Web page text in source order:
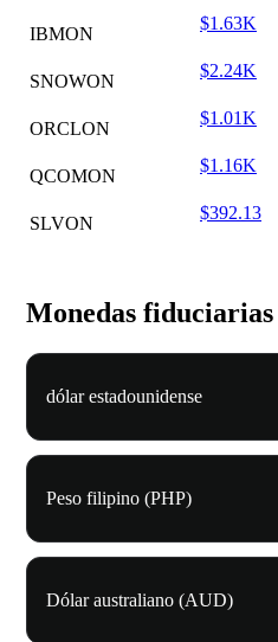
IBMON
$1.63K
SNOWON
$2.24K
ORCLON
$1.01K
QCOMON
$1.16K
SLVON
$392.13
Monedas
dólar estadounidense
Peso filipino (PHP)
Dólar australiano (AUD)